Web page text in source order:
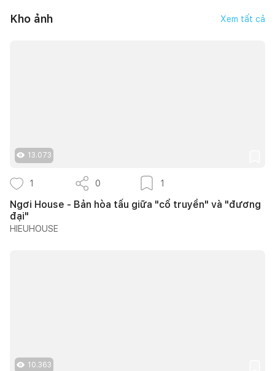
Kho ảnh Xem tất cả
13.073
1 0 1
Ngơi House - Bản hòa tấu giữa "cổ truyền" và "đương
đại"
HIEUHOUSE
10.363